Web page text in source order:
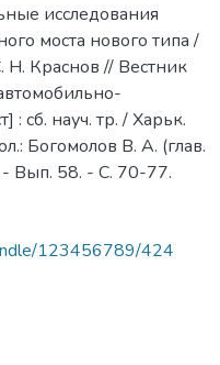
исследования
моста нового типа /
Н. Краснов // Вестник
: сб. науч. тр. / Харьк.
Богомолов В. А. (глав.
Вып. 58. - C. 70-77.
123456789/424